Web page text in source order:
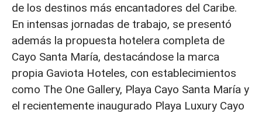
de los destinos más encantadores del Caribe.
En intensas jornadas de trabajo, se presentó
además la propuesta hotelera completa de
Cayo Santa María, destacándose la marca
propia Gaviota Hoteles, con establecimientos
como The One Gallery, Playa Cayo Santa María y
el recientemente inaugurado Playa Luxury Cayo